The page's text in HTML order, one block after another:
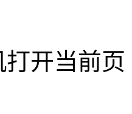
开当前页